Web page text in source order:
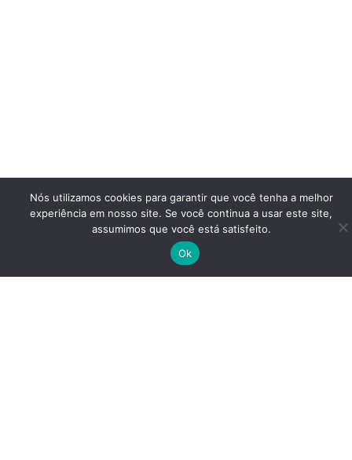
Nós utilizamos cookies para garantir que você tenha a melhor
experiência em nosso site. Se você continua a usar este site,
assumimos que você está satisfeito.
Ok